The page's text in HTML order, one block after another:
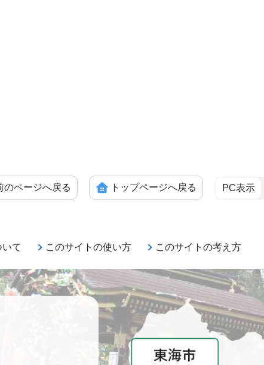
のページへ戻る トップページへ戻る PC表示
いて このサイトの使い方 このサイトの考え方